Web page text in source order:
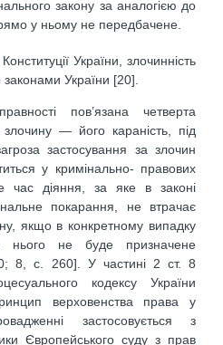
закону за аналогією до
у ньому не передбачене.
України, злочинність
України [20].
пов’язана четверта
злочину — його караність, під
застосування за злочин
у кримінально- правових
час діяння, за яке в законі
покарання, не втрачає
якщо в конкретному випадку
нього не буде призначене
8, с. 260]. У частині 2 ст. 8
кодексу України
верховенства права у
застосовується з
Європейського суду з прав